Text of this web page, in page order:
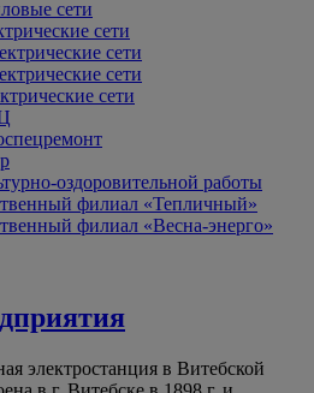
сети
сети
сети
сети
сети
оздоровительной работы
филиал «Тепличный»
филиал «Весна-энерго»
электростанция в Витебской